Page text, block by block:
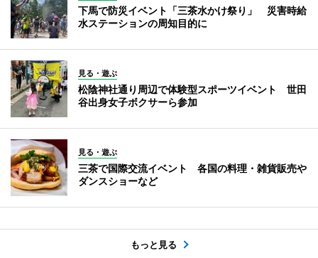
下馬で防災イベント「三茶水かけ祭り」 災害時給
水ステーションの周知目的に
見る・遊ぶ
松陰神社通り周辺で体験型スポーツイベント 世田
谷出身女子ボクサーら参加
見る・遊ぶ
三茶で国際交流イベント 各国の料理・雑貨販売や
ダンスショーなど
もっと見る